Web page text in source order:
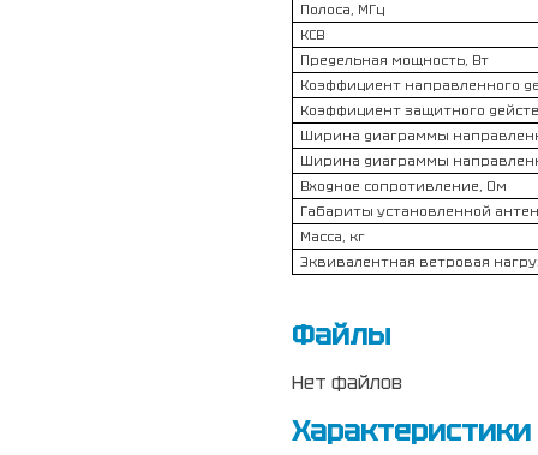
Полоса, МГц
КСВ
Предельная мощность, Вт
Коэффициент направленного
Коэффициент защитного
Ширина диаграммы
Ширина диаграммы
Входное сопротивление, Ом
Габариты установленной
Масса, кг
Эквивалентная ветровая
Файлы
Нет файлов
Характеристики